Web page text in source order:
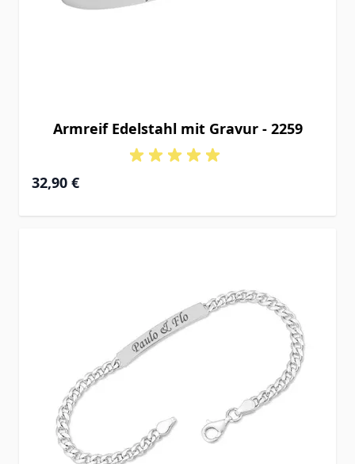
Armreif Edelstahl mit Gravur - 2259
32,90 €